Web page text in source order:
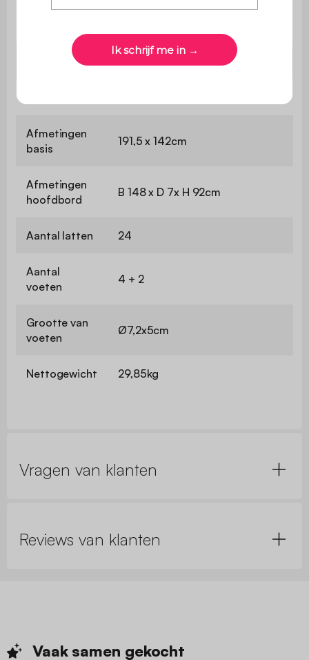
Matelas
Afmetingen B203 x D148 x H97cm
Afmetingen
basis
191,5 x 142cm
Afmetingen
hoofdbord
B 148 x D 7x H 92cm
Aantal latten 24
Aantal
voeten
4 + 2
Grootte van
voeten
Ø7,2x5cm
Nettogewicht 29,85kg
Vragen van klanten
Reviews van klanten
Vaak samen gekocht